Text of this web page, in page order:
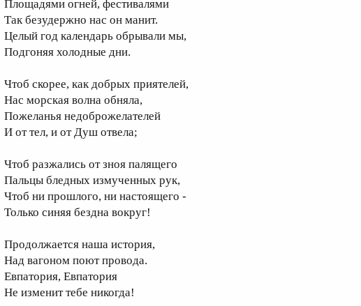
Площадями огней, фестивалями
Так безудержно нас он манит.
Целый год календарь обрывали мы,
Подгоняя холодные дни.
Чтоб скорее, как добрых приятелей,
Нас морская волна обняла,
Пожеланья недоброжелателей
И от тел, и от Душ отвела;
Чтоб разжались от зноя палящего
Пальцы бледных измученных рук,
Чтоб ни прошлого, ни настоящего -
Только синяя бездна вокруг!
Продолжается наша история,
Над вагоном поют провода.
Евпатория, Евпатория
Не изменит тебе никогда!